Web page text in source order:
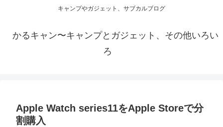
キャンプやガジェット、サブカルブログ
かるキャン〜キャンプとガジェット、その他いろい
ろ
Apple Watch series11をApple Storeで分
割購入